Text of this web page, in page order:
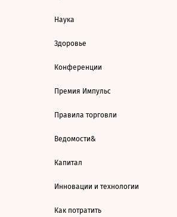
Наука
Здоровье
Конференции
Премия Импульс
Правила торговли
Ведомости&
Капитал
Инновации и технологии
Как потратить